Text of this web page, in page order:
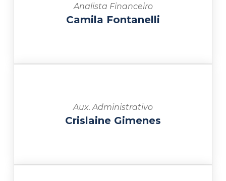
Analista Financeiro
Camila Fontanelli
Aux. Administrativo
Crislaine Gimenes